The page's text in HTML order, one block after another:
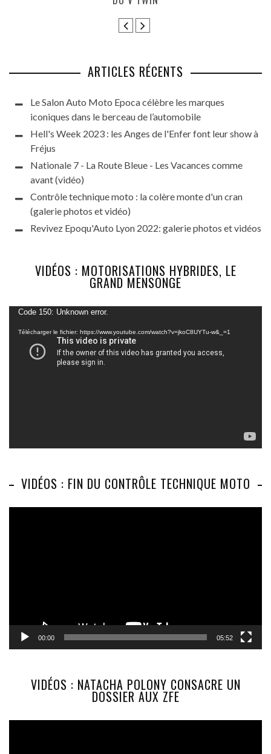
ARTICLES RÉCENTS
Le Salon Auto Moto Epoca célèbre les marques
iconiques dans le berceau de l’automobile
Hell's Week 2023 : les Anges de l'Enfer font leur show à
Fréjus
Nationale 7 - La Route Bleue - Les Vacances comme
avant (vidéo)
Contrôle technique moto : la colère monte d'un cran
(galerie photos et vidéo)
Revivez Epoqu'Auto Lyon 2022: galerie photos et vidéos
VIDÉOS : MOTORISATIONS HYBRIDES, LE
GRAND MENSONGE
Lecteur
vidéo
Code 150: Unknown error.
Télécharger le fichier: https://www.youtube.com/watch?v=jkoC8UYTu-w&_=1
VIDÉOS : FIN DU CONTRÔLE TECHNIQUE MOTO
00:00 05:52
VIDÉOS : NATACHA POLONY CONSACRE UN
DOSSIER AUX ZFE